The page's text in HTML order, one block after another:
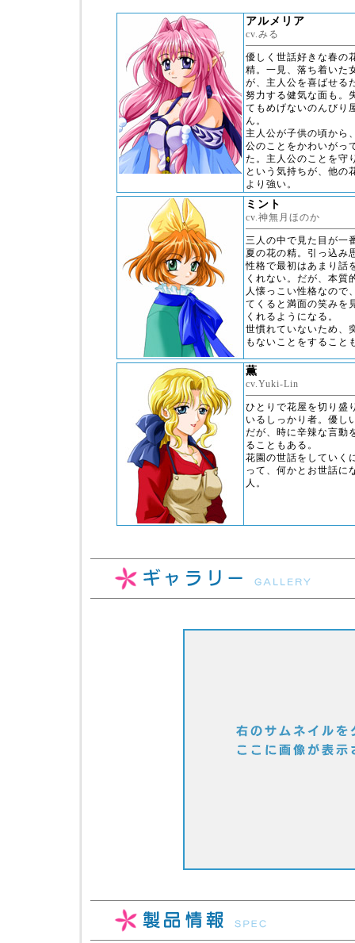
アルメリア
cv.みる
優しく世話好きな春の
精。一見、落ち着いた
が、主人公を喜ばせる
努力する健気な面も。
てもめげないのんびり
ん。
主人公が子供の頃から
公のことをかわいがっ
た。主人公のことを守
という気持ちが、他の
より強い。
ミント
cv.神無月ほのか
三人の中で見た目が一
夏の花の精。引っ込み
性格で最初はあまり話
くれない。だが、本質
人懐っこい性格なので
てくると満面の笑みを
くれるようになる。
世慣れていないため、
もないことをすること
薫
cv.Yuki-Lin
ひとりで花屋を切り盛
いるしっかり者。優し
だが、時に辛辣な言動
ることもある。
花園の世話をしていく
って、何かとお世話に
人。